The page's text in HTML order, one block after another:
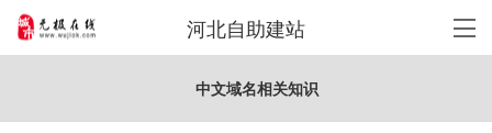
河北自助建站
中文域名相关知识